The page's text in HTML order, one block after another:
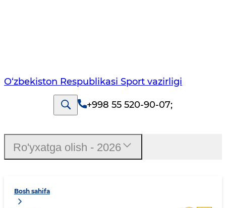
O‘zbekiston Respublikasi Sport vazirligi
+998 55 520-90-07;
Bosh sahifa
Ro'yxatga olish - 2026